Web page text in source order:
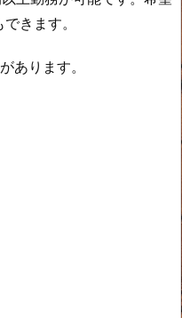
きます。
あります。